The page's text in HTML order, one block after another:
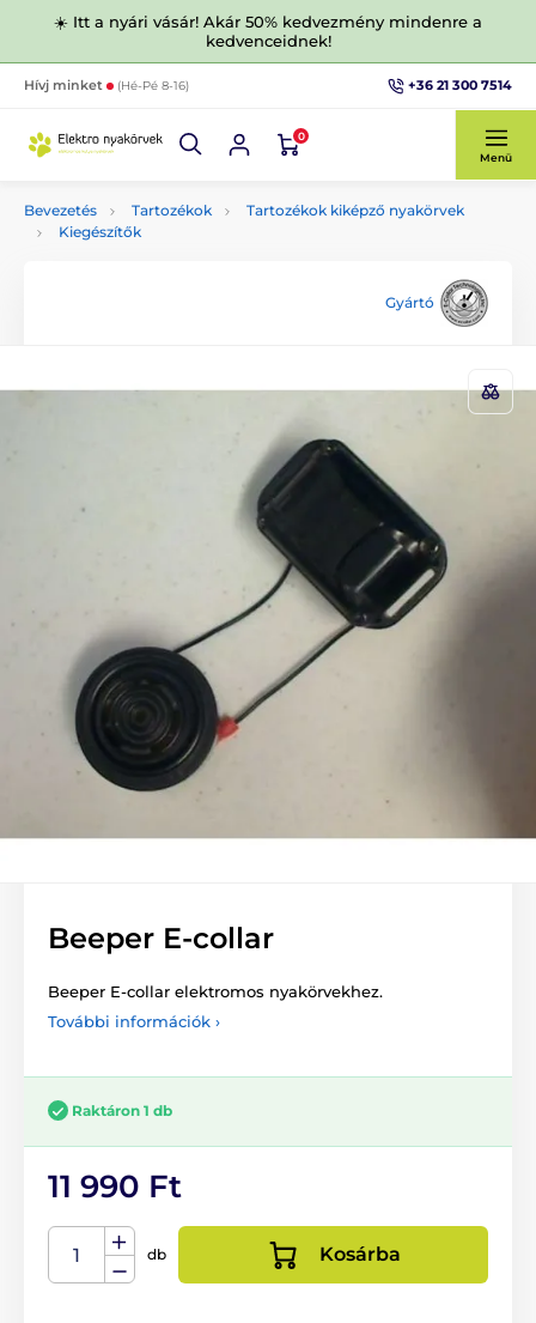
☀️ Itt a nyári vásár! Akár 50% kedvezmény mindenre a
kedvenceidnek!
Hívj minket (Hé-Pé 8-16) +36 21 300 7514
0
Menü
Bevezetés Tartozékok
Tartozékok kiképző nyakörvek
Kiegészítők
Gyártó
Beeper E-collar
Beeper E-collar elektromos nyakörvekhez.
További információk ›
Raktáron 1 db
11 990 Ft
db Kosárba